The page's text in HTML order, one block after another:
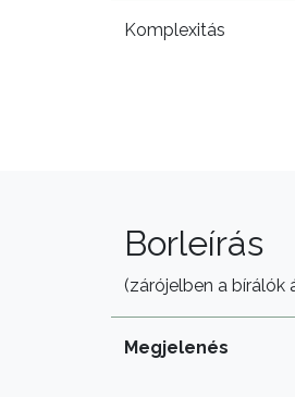
Komplexitás
Borleírás
(zárójelben a bírálók
Megjelenés